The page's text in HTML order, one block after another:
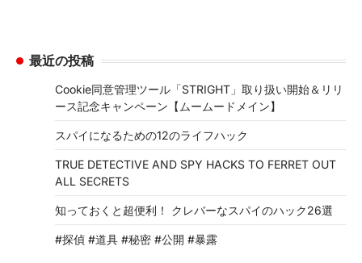
最近の投稿
Cookie同意管理ツール「STRIGHT」取り扱い開始＆リリ
ース記念キャンペーン【ムームードメイン】
スパイになるための12のライフハック
TRUE DETECTIVE AND SPY HACKS TO FERRET OUT
ALL SECRETS
知っておくと超便利！ クレバーなスパイのハック26選
#探偵 #道具 #秘密 #公開 #暴露